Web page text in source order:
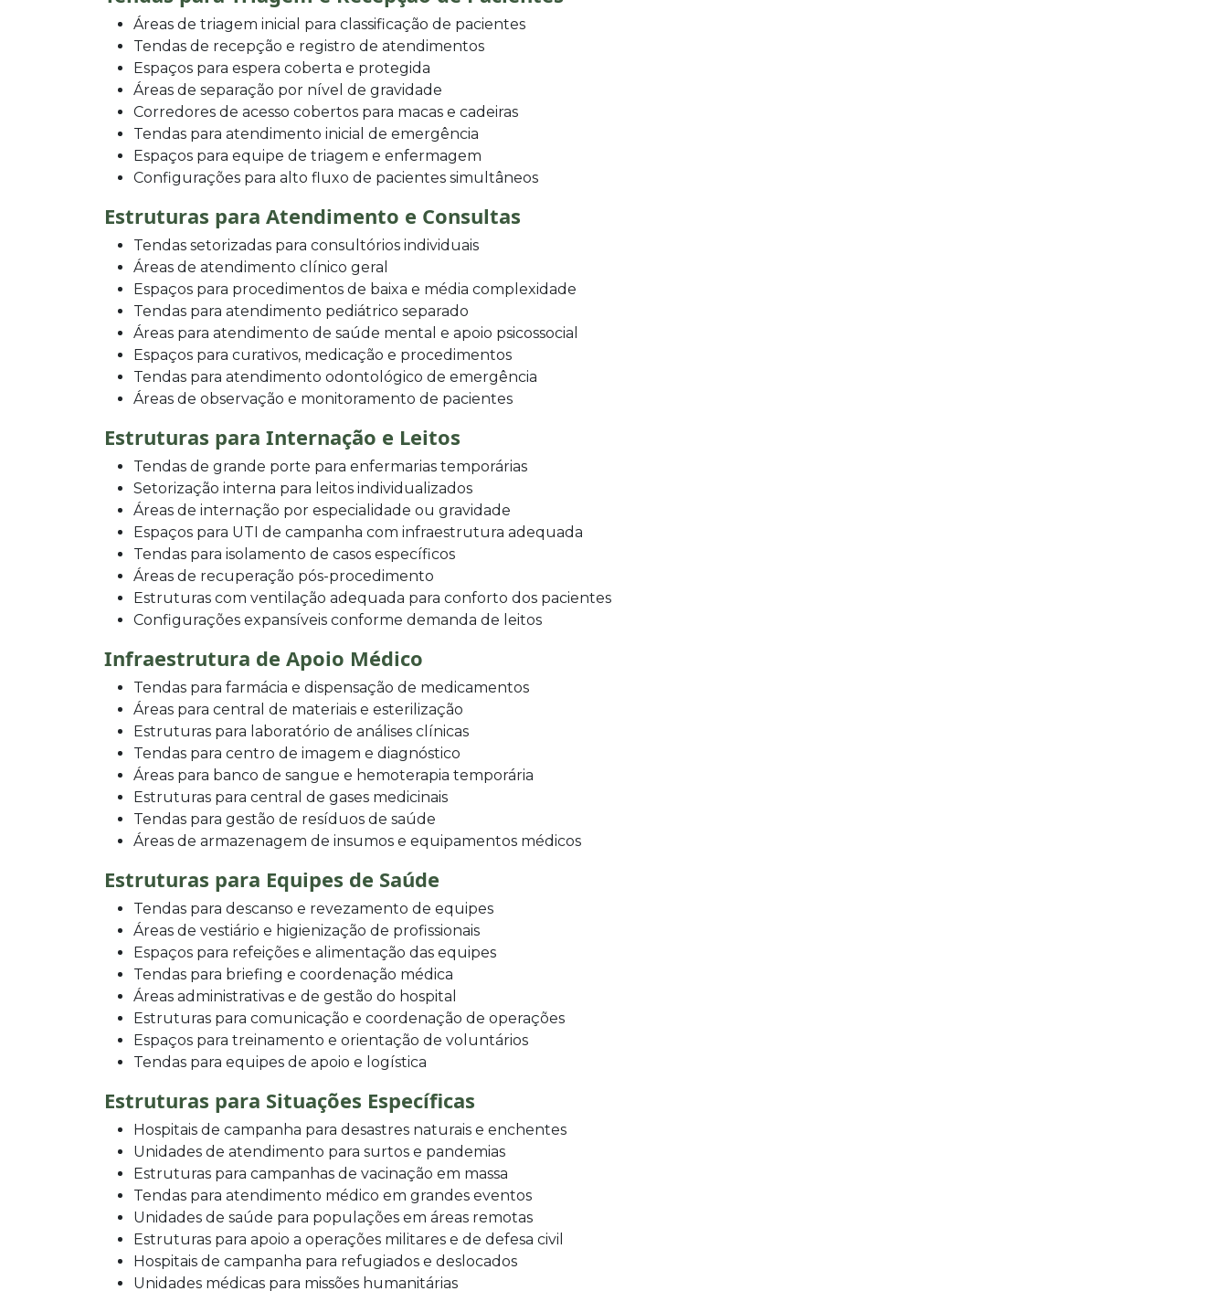
Áreas de triagem inicial para classificação de pacientes
Tendas de recepção e registro de atendimentos
Espaços para espera coberta e protegida
Áreas de separação por nível de gravidade
Corredores de acesso cobertos para macas e cadeiras
Tendas para atendimento inicial de emergência
Espaços para equipe de triagem e enfermagem
Configurações para alto fluxo de pacientes simultâneos
Estruturas para Atendimento e Consultas
Tendas setorizadas para consultórios individuais
Áreas de atendimento clínico geral
Espaços para procedimentos de baixa e média complexidade
Tendas para atendimento pediátrico separado
Áreas para atendimento de saúde mental e apoio psicossocial
Espaços para curativos, medicação e procedimentos
Tendas para atendimento odontológico de emergência
Áreas de observação e monitoramento de pacientes
Estruturas para Internação e Leitos
Tendas de grande porte para enfermarias temporárias
Setorização interna para leitos individualizados
Áreas de internação por especialidade ou gravidade
Espaços para UTI de campanha com infraestrutura adequada
Tendas para isolamento de casos específicos
Áreas de recuperação pós-procedimento
Estruturas com ventilação adequada para conforto dos pacientes
Configurações expansíveis conforme demanda de leitos
Infraestrutura de Apoio Médico
Tendas para farmácia e dispensação de medicamentos
Áreas para central de materiais e esterilização
Estruturas para laboratório de análises clínicas
Tendas para centro de imagem e diagnóstico
Áreas para banco de sangue e hemoterapia temporária
Estruturas para central de gases medicinais
Tendas para gestão de resíduos de saúde
Áreas de armazenagem de insumos e equipamentos médicos
Estruturas para Equipes de Saúde
Tendas para descanso e revezamento de equipes
Áreas de vestiário e higienização de profissionais
Espaços para refeições e alimentação das equipes
Tendas para briefing e coordenação médica
Áreas administrativas e de gestão do hospital
Estruturas para comunicação e coordenação de operações
Espaços para treinamento e orientação de voluntários
Tendas para equipes de apoio e logística
Estruturas para Situações Específicas
Hospitais de campanha para desastres naturais e enchentes
Unidades de atendimento para surtos e pandemias
Estruturas para campanhas de vacinação em massa
Tendas para atendimento médico em grandes eventos
Unidades de saúde para populações em áreas remotas
Estruturas para apoio a operações militares e de defesa civil
Hospitais de campanha para refugiados e deslocados
Unidades médicas para missões humanitárias